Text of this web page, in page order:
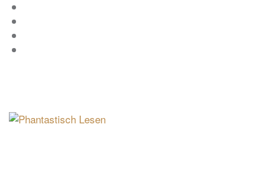
Zum
Inhalt
springen